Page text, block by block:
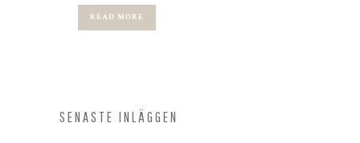
READ MORE
SENASTE INLÄGGEN